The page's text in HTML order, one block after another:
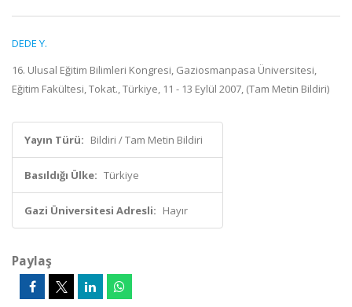
DEDE Y.
16. Ulusal Eğitim Bilimleri Kongresi, Gaziosmanpasa Üniversitesi,
Eğitim Fakültesi, Tokat., Türkiye, 11 - 13 Eylül 2007, (Tam Metin Bildiri)
Yayın Türü: Bildiri / Tam Metin Bildiri
Basıldığı Ülke: Türkiye
Gazi Üniversitesi Adresli: Hayır
Paylaş